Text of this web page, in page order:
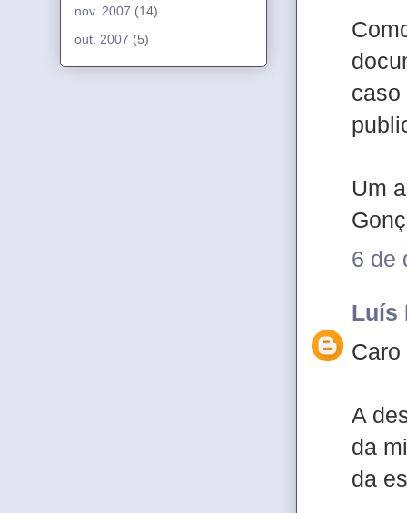
caso
Um
6 de
Luís
A
da
da
nov. 2007 (14)
out. 2007 (5)